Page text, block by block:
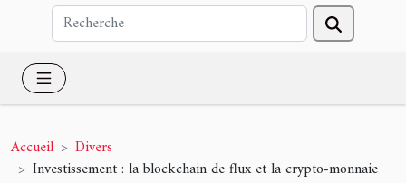
Accueil
Divers
Investissement : la blockchain de flux et la crypto-monnaie